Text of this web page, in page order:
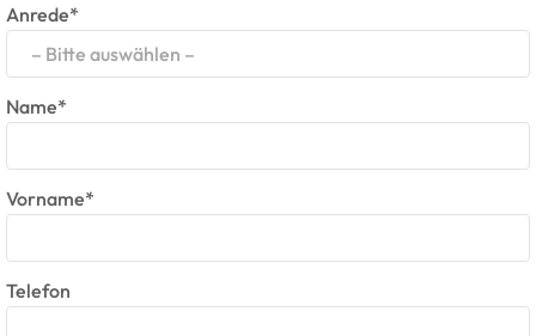
Anrede*
– Bitte auswählen –
Name*
Vorname*
Telefon